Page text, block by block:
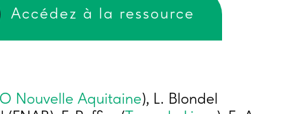
Accédez à la ressource
Nouvelle Aquitaine), L. Blondel